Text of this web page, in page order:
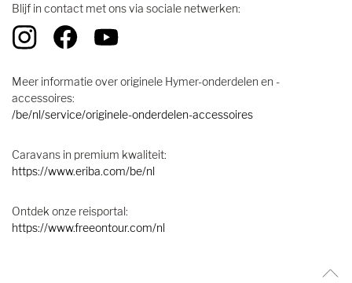
Blijf in contact met ons via sociale netwerken:
Meer informatie over originele Hymer-onderdelen en -
accessoires:
/be/nl/service/originele-onderdelen-accessoires
Caravans in premium kwaliteit:
https://www.eriba.com/be/nl
Ontdek onze reisportal:
https://www.freeontour.com/nl